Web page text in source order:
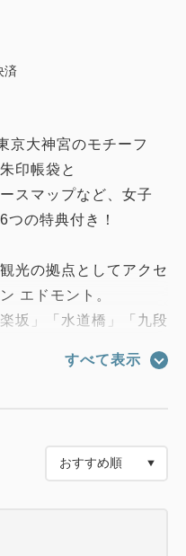
済
京大神宮のモチーフ
印帳袋と
スマップなど、女子
の特典付き！
光の拠点としてアクセ
エドモント。
坂」「水道橋」「九段
泊につき1枚）
すべて表示